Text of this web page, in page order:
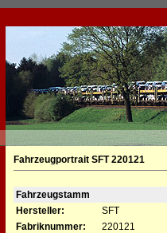
Fahrzeugportrait SFT 220121
Fahrzeugstamm
Hersteller:
SFT
Fabriknummer:
220121